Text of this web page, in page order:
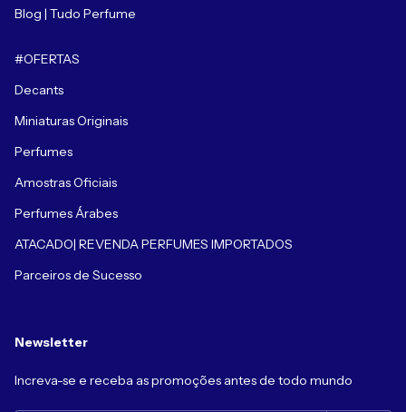
Blog | Tudo Perfume
#OFERTAS
Decants
Miniaturas Originais
Perfumes
Amostras Oficiais
Perfumes Árabes
ATACADO| REVENDA PERFUMES IMPORTADOS
Parceiros de Sucesso
Newsletter
Increva-se e receba as promoções antes de todo mundo